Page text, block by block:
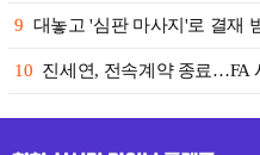
9 대놓고 '심판 마사지'로 결
10 진세연, 전속계약 종료…FA